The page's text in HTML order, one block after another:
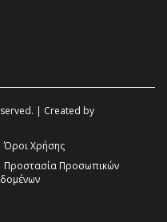
| Created by
Όροι Χρήσης
Προστασία Προσωπικών